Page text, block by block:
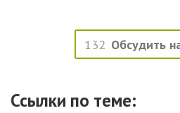
132 Обсудить
Ссылки по теме: